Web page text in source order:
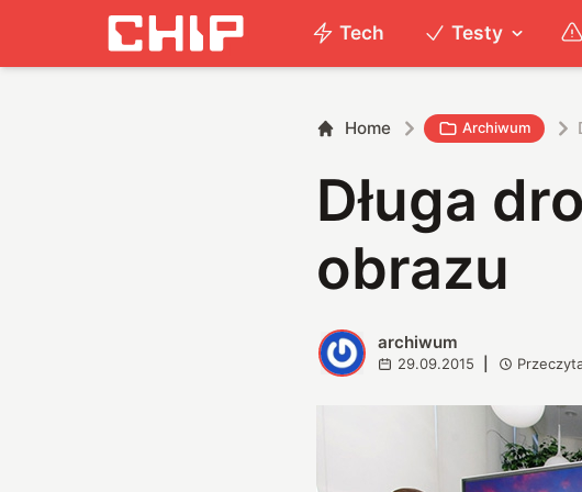
Tech Testy
Home Archiwum
Długa
obrazu
A archiwum
29.09.2015